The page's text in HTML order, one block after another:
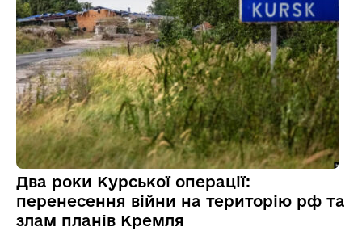
Два роки Курської операції:
перенесення війни на територію рф та
злам планів Кремля